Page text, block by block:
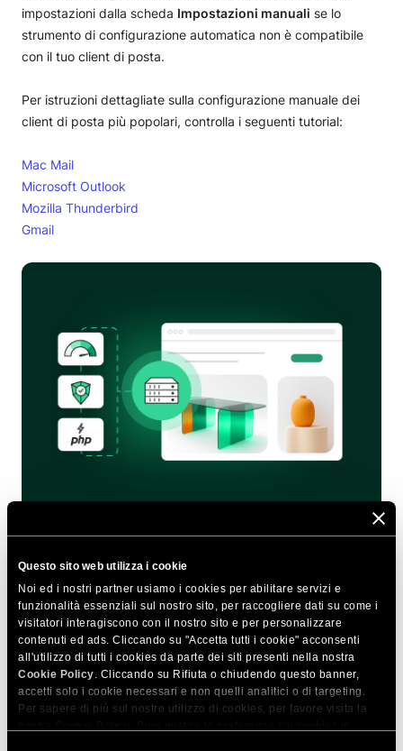
Questo sito web utilizza i cookie
Noi ed i nostri partner usiamo i cookies per abilitare servizi e
funzionalità essenziali sul nostro sito, per raccogliere dati su come i
visitatori interagiscono con il nostro sito e per personalizzare
contenuti ed ads. Cliccando su "Accetta tutti i cookie" acconsenti
all'utilizzo di tutti i cookies da parte dei siti presenti nella nostra
Cookie Policy. Cliccando su Rifiuta o chiudendo questo banner,
accetti solo i cookie necessari e non quelli analitici o di targeting.
Per sapere di più sul nostro utilizzo di cookies, per favore visita la
impostazioni dalla scheda Impostazioni manuali se lo
strumento di configurazione automatica non è compatibile
con il tuo client di posta.
Per istruzioni dettagliate sulla configurazione manuale dei
client di posta più popolari, controlla i seguenti tutorial:
Mac Mail
Microsoft Outlook
Mozilla Thunderbird
Gmail
Diventa esperto nella risoluzione di
problemi email e SMTP
Impara a diagnosticare e correggere i problemi di
email e SMTP più frequenti con la nostra guida
gratuita.
E-mail
Descrivi il tuo ruolo nella gestione dei siti web